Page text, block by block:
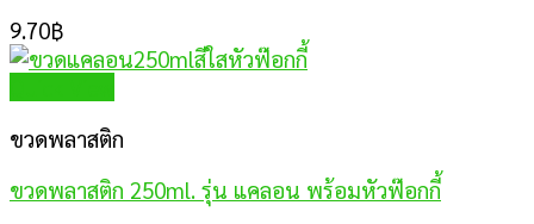
9.70฿
ขวดพลาสติก
ขวดพลาสติก 250ml. รุ่น แคลอน พร้อมหัวฟ๊อกกี้